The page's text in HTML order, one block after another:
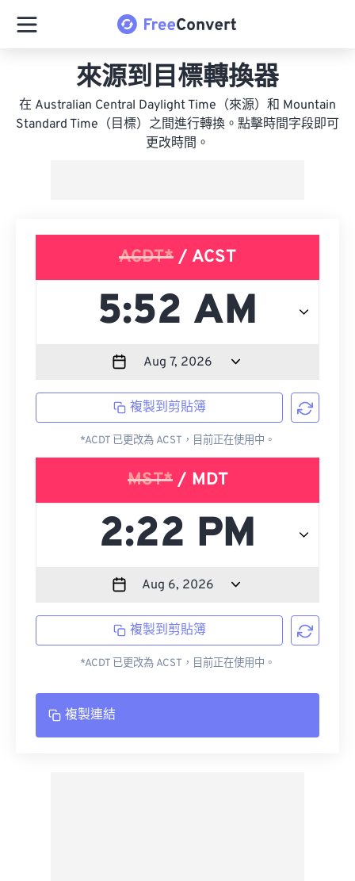
來源到目標轉換器
在 Australian Central Daylight Time（來源）和 Mountain
Standard Time（目標）之間進行轉換。點擊時間字段即可
更改時間。
ACDT* / ACST
複製到剪貼簿
*ACDT 已更改為 ACST，目前正在使用中。
MST*/ MDT
複製到剪貼簿
*ACDT 已更改為 ACST，目前正在使用中。
複製連結